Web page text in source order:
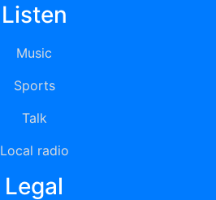
Listen
Music
Sports
Talk
Local radio
Legal